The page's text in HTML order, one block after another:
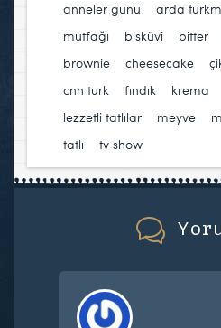
anneler günü
arda
mutfağı
bisküvi bitter
brownie
cheesecake
cnn turk
fındık krema
lezzetli tatlılar
meyve
tatlı
tv show